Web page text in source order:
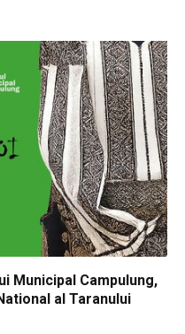
Municipal Campulung,
al Taranului